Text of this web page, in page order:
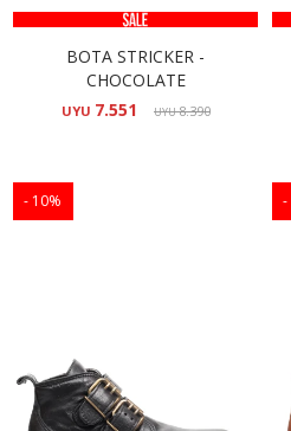
BOTA STRICKER -
CHOCOLATE
UYU 7.551 UYU8.390
10